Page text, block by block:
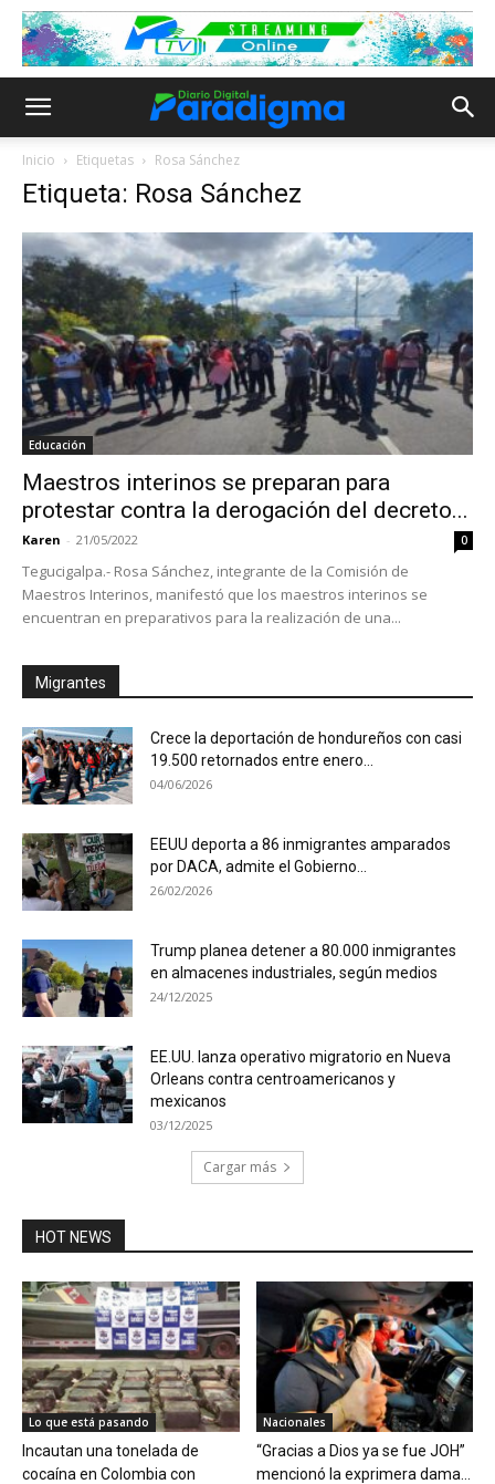
Inicio Etiquetas Rosa Sánchez
Etiqueta: Rosa Sánchez
Educación
Maestros interinos se preparan para
protestar contra la derogación del decreto...
Karen - 21/05/2022 0
Tegucigalpa.- Rosa Sánchez, integrante de la Comisión de
Maestros Interinos, manifestó que los maestros interinos se
encuentran en preparativos para la realización de una...
Migrantes
Crece la deportación de hondureños con casi
19.500 retornados entre enero...
04/06/2026
EEUU deporta a 86 inmigrantes amparados
por DACA, admite el Gobierno...
26/02/2026
Trump planea detener a 80.000 inmigrantes
en almacenes industriales, según medios
24/12/2025
EE.UU. lanza operativo migratorio en Nueva
Orleans contra centroamericanos y
mexicanos
03/12/2025
Cargar más
HOT NEWS
Lo que está pasando
Incautan una tonelada de
cocaína en Colombia con
Nacionales
“Gracias a Dios ya se fue JOH”
mencionó la exprimera dama...